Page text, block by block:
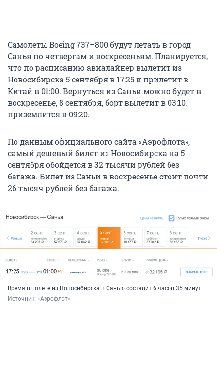
Самолеты Boeing 737–800 будут летать в город
Санья по четвергам и воскресеньям. Планируется,
что по расписанию авиалайнер вылетит из
Новосибирска 5 сентября в 17:25 и прилетит в
Китай в 01:00. Вернуться из Саньи можно будет в
воскресенье, 8 сентября, борт вылетит в 03:10,
приземлится в 09:20.
По данным официального сайта «Аэрофлота»,
самый дешевый билет из Новосибирска на 5
сентября обойдется в 32 тысячи рублей без
багажа. Билет из Саньи в воскресенье стоит почти
26 тысяч рублей без багажа.
Время в полете из Новосибирска в Санью составит 6 часов 35 минут
Источник: «Аэрофлот»